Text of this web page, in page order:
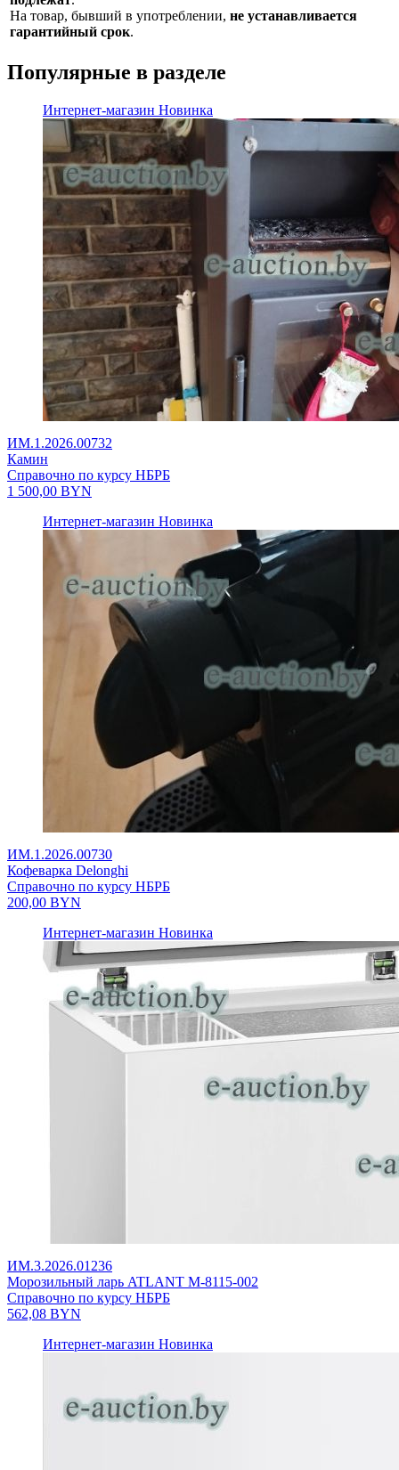
На товар, бывший в употреблении, не устанавливается
гарантийный срок.
Популярные в разделе
Интернет-магазин Новинка
ИМ.1.2026.00732
Камин
Справочно по курсу НБРБ
1 500,00 BYN
Интернет-магазин Новинка
ИМ.1.2026.00730
Кофеварка Delonghi
Справочно по курсу НБРБ
200,00 BYN
Интернет-магазин Новинка
ИМ.3.2026.01236
Морозильный ларь ATLANT М-8115-002
Справочно по курсу НБРБ
562,08 BYN
Интернет-магазин Новинка